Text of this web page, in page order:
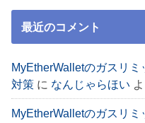
最近のコメント
MyEtherWalletのガスリ
対策 に なんじゃらほい
MyEtherWalletのガスリ